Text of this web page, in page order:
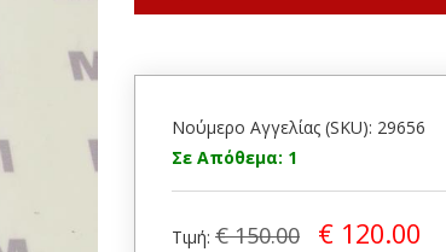
Νούμερο Αγγελίας (SKU): 29656
Σε Απόθεμα: 1
Τιμή: € 150.00 € 120.00